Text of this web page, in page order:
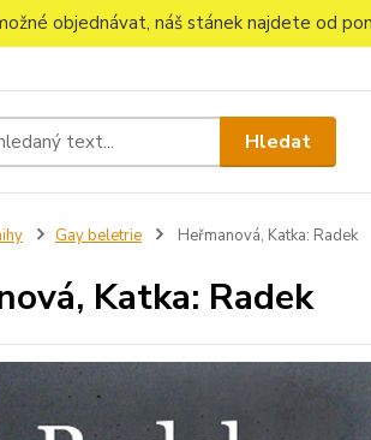
objednávat, náš stánek najdete od
Hledat
Gay beletrie Heřmanová, Katka: Radek
Katka: Radek